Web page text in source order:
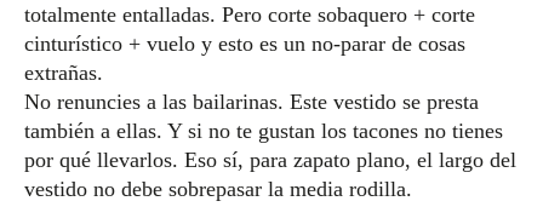
totalmente entalladas. Pero corte sobaquero + corte
cinturístico + vuelo y esto es un no-parar de cosas
extrañas.
No renuncies a las bailarinas. Este vestido se presta
también a ellas. Y si no te gustan los tacones no tienes
por qué llevarlos. Eso sí, para zapato plano, el largo del
vestido no debe sobrepasar la media rodilla.